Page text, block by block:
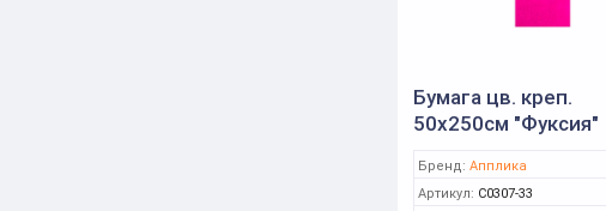
Бумага цв. креп.
50х250см "Фуксия"
Бренд: Апплика
Артикул: С0307-33